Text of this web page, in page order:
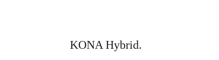
KONA Hybrid.